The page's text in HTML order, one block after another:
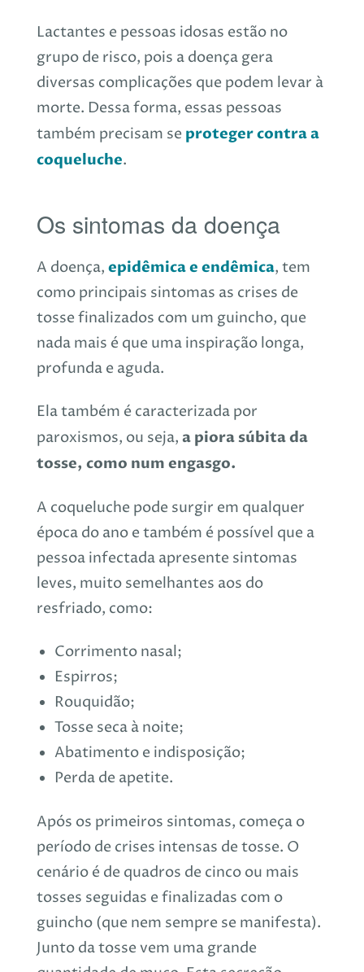
Lactantes e pessoas idosas estão no
grupo de risco, pois a doença gera
diversas complicações que podem levar à
morte. Dessa forma, essas pessoas
também precisam se proteger contra a
coqueluche.
Os sintomas da doença
A doença, epidêmica e endêmica, tem
como principais sintomas as crises de
tosse finalizados com um guincho, que
nada mais é que uma inspiração longa,
profunda e aguda.
Ela também é caracterizada por
paroxismos, ou seja, a piorasúbita da
tosse, como num engasgo.
A coqueluche pode surgir em qualquer
época do ano e também é possível que a
pessoa infectada apresente sintomas
leves, muito semelhantes aos do
resfriado, como:
Corrimento nasal;
Espirros;
Rouquidão;
Tosse seca à noite;
Abatimento e indisposição;
Perda de apetite.
Após os primeiros sintomas, começa o
período de crises intensas de tosse. O
cenário é de quadros de cinco ou mais
tosses seguidas e finalizadas com o
guincho (que nem sempre se manifesta).
Junto da tosse vem uma grande